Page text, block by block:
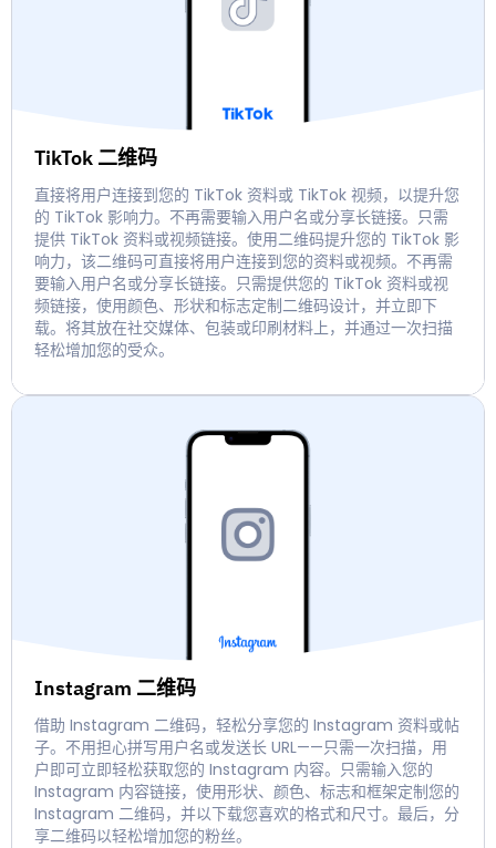
TikTok 二维码
直接将用户连接到您的 TikTok 资料或 TikTok 视频，以提升您
的 TikTok 影响力。不再需要输入用户名或分享长链接。只需
提供 TikTok 资料或视频链接。使用二维码提升您的 TikTok 影
响力，该二维码可直接将用户连接到您的资料或视频。不再需
要输入用户名或分享长链接。只需提供您的 TikTok 资料或视
频链接，使用颜色、形状和标志定制二维码设计，并立即下
载。将其放在社交媒体、包装或印刷材料上，并通过一次扫描
轻松增加您的受众。
Instagram 二维码
借助 Instagram 二维码，轻松分享您的 Instagram 资料或帖
子。不用担心拼写用户名或发送长 URL——只需一次扫描，用
户即可立即轻松获取您的 Instagram 内容。只需输入您的
Instagram 内容链接，使用形状、颜色、标志和框架定制您的
Instagram 二维码，并以下载您喜欢的格式和尺寸。最后，分
享二维码以轻松增加您的粉丝。